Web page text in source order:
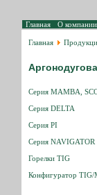
Главная О компании
Главная
Серия MAMBA,
Серия DELTA
Серия PI
Серия NAVIGATOR
Горелки TIG
Конфигуратор TIG/